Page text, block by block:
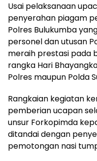
Usai pelaksanaan
penyerahan piagam
Polres Bulukumba
personel dan utusan
meraih prestasi pada
rangka Hari
Polres maupun Polda
Rangkaian kegiatan
pemberian ucapan
unsur Forkopimda
ditandai dengan
pemotongan nasi